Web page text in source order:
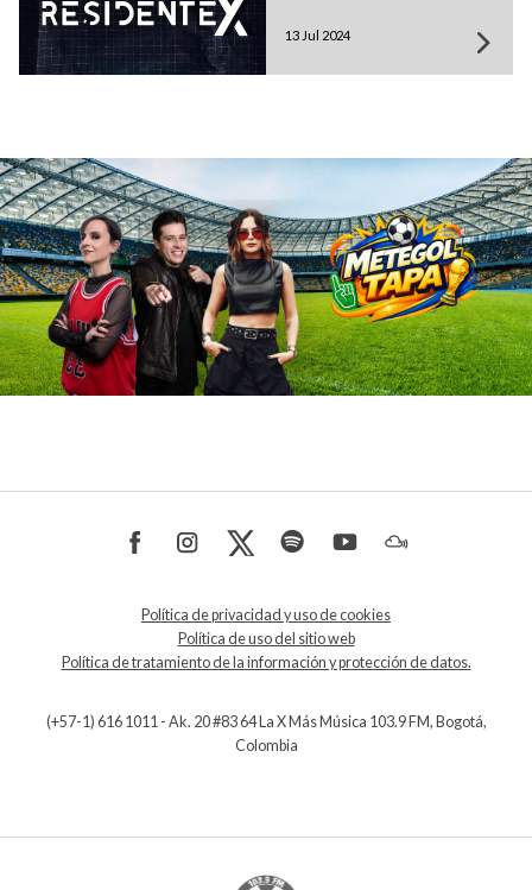
13 Jul 2024
Política de privacidad y uso de cookies
Política de uso del sitio web
Política de tratamiento de la información y protección de datos.
(+57-1) 616 1011 - Ak. 20 #83 64 La X Más Música 103.9 FM, Bogotá,
Colombia